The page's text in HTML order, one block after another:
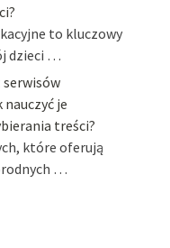
to kluczowy
dzieci …
serwisów
je
treści?
które oferują
…